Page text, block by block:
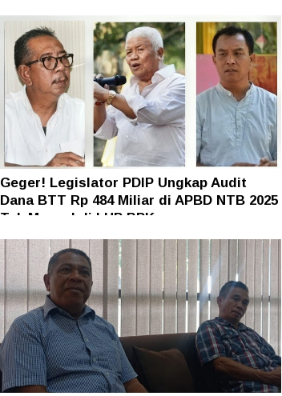
Geger! Legislator PDIP Ungkap Audit
Dana BTT Rp 484 Miliar di APBD NTB 2025
Tak Muncul di LHP BPK